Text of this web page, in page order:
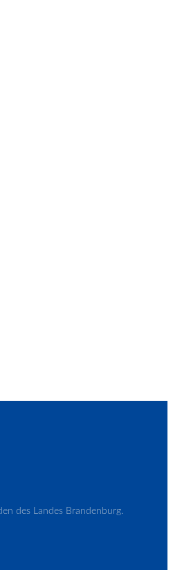
des Landes Brandenburg.